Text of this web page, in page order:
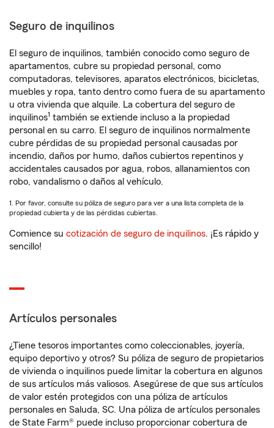
Seguro de inquilinos
El seguro de inquilinos, también conocido como seguro de
apartamentos, cubre su propiedad personal, como
computadoras, televisores, aparatos electrónicos, bicicletas,
muebles y ropa, tanto dentro como fuera de su apartamento
u otra vivienda que alquile. La cobertura del seguro de
inquilinos1 también se extiende incluso a la propiedad
personal en su carro. El seguro de inquilinos normalmente
cubre pérdidas de su propiedad personal causadas por
incendio, daños por humo, daños cubiertos repentinos y
accidentales causados por agua, robos, allanamientos con
robo, vandalismo o daños al vehículo.
1. Por favor, consulte su póliza de seguro para ver a una lista completa de la
propiedad cubierta y de las pérdidas cubiertas.
Comience su cotización de seguro de inquilinos. ¡Es rápido y
sencillo!
Artículos personales
¿Tiene tesoros importantes como coleccionables, joyería,
equipo deportivo y otros? Su póliza de seguro de propietarios
de vivienda o inquilinos puede limitar la cobertura en algunos
de sus artículos más valiosos. Asegúrese de que sus artículos
de valor estén protegidos con una póliza de artículos
personales en Saluda, SC. Una póliza de artículos personales
de State Farm® puede incluso proporcionar cobertura de